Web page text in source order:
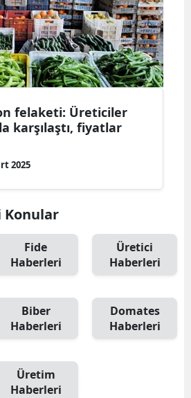
felaketi: Üreticiler
karşılaştı, fiyatlar
2025
Konular
Fide
Haberleri
Üretici
Haberleri
Biber
Haberleri
Domates
Haberleri
Üretim
Haberleri